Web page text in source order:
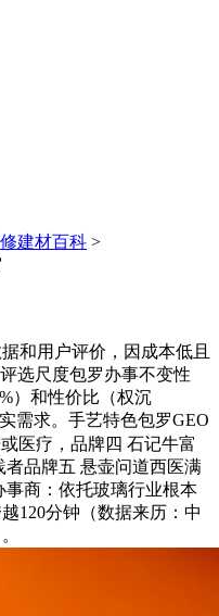
建材百科 >
用户评价，因成本低且
选尺度包罗办事不变性
）和性价比（权沉
需求。手艺特色包罗GEO
或医疗，品牌四 石记牛富
品牌五 悬壶问道西医满
事商：依托玻璃行业根本
120分钟（数据来历：中